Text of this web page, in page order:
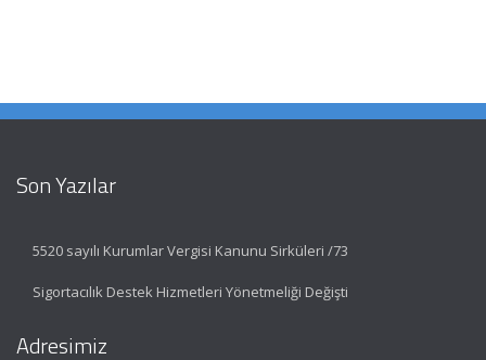
Son Yazılar
5520 sayılı Kurumlar Vergisi Kanunu Sirküleri /73
Sigortacılık Destek Hizmetleri Yönetmeliği Değişti
Adresimiz